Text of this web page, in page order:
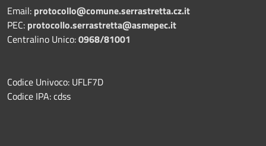
Email: protocollo@comune.serrastretta.cz.it
PEC: protocollo.serrastretta@asmepec.it
Centralino Unico:0968/81001
Codice Univoco: UFLF7D
Codice IPA: cdss